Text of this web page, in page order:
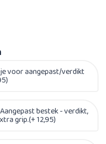
voor aangepast/verdikt
bestek - verdikt,
grip.(+ 12,95)